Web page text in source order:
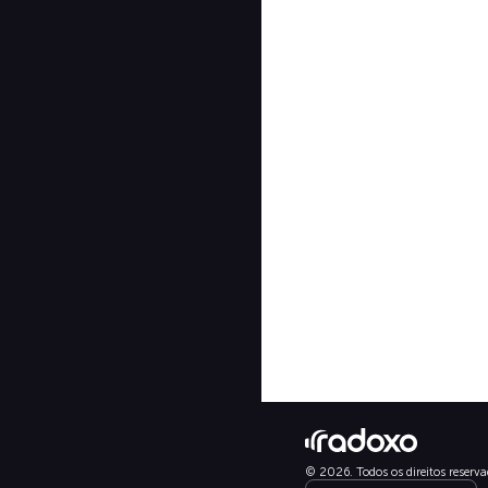
© 2026. Todos os direitos